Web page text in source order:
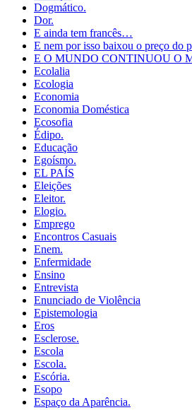
Dogmático.
Dor.
E ainda tem francês…
E nem por isso baixou o preço do
E O MUNDO CONTINUOU O
Ecolalia
Ecologia
Economia
Economia Doméstica
Ecosofia
Édipo.
Educação
Egoísmo.
EL PAÍS
Eleições
Eleitor.
Elogio.
Emprego
Encontros Casuais
Enem.
Enfermidade
Ensino
Entrevista
Enunciado de Violência
Epistemologia
Eros
Esclerose.
Escola
Escola.
Escória.
Esopo
Espaço da Aparência.